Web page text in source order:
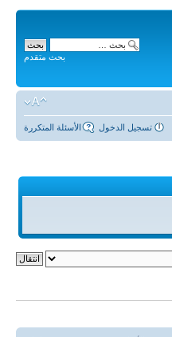
بحث متقدم
الأسئلة المتكررة تسجيل الدخول